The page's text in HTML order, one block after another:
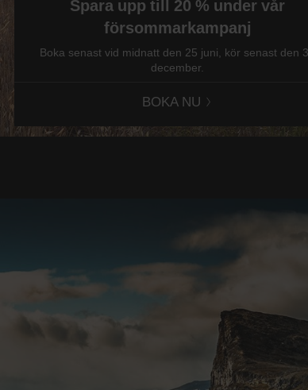
Spara upp till 20 % under vår
försommarkampanj
Boka senast vid midnatt den 25 juni, kör senast den
december.
BOKA NU